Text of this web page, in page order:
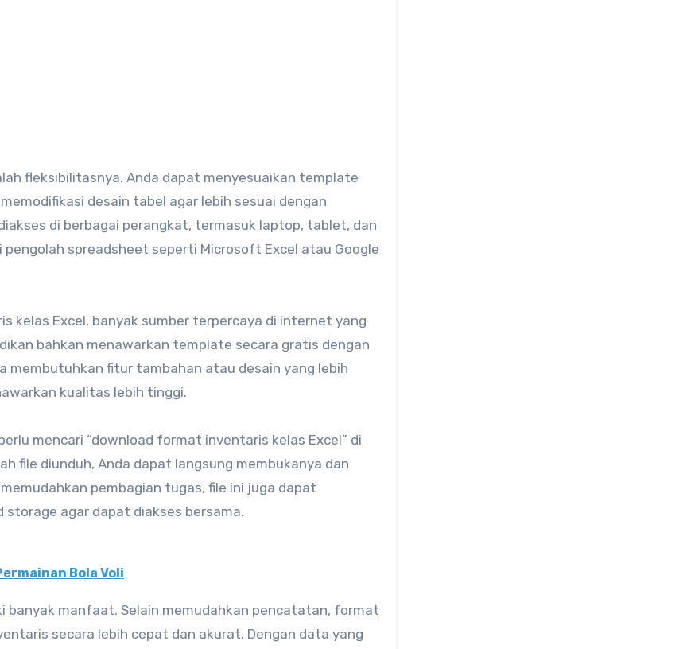
fleksibilitasnya. Anda dapat menyesuaikan template
desain tabel agar lebih sesuai dengan
di berbagai perangkat, termasuk laptop, tablet, dan
spreadsheet seperti Microsoft Excel atau Google
kelas Excel, banyak sumber terpercaya di internet yang
bahkan menawarkan template secara gratis dengan
membutuhkan fitur tambahan atau desain yang lebih
kualitas lebih tinggi.
mencari “download format inventaris kelas Excel” di
file diunduh, Anda dapat langsung membukanya dan
pembagian tugas, file ini juga dapat
storage agar dapat diakses bersama.
Bola Voli
banyak manfaat. Selain memudahkan pencatatan, format
secara lebih cepat dan akurat. Dengan data yang